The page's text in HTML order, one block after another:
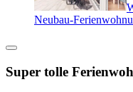
Neubau-
Super tolle